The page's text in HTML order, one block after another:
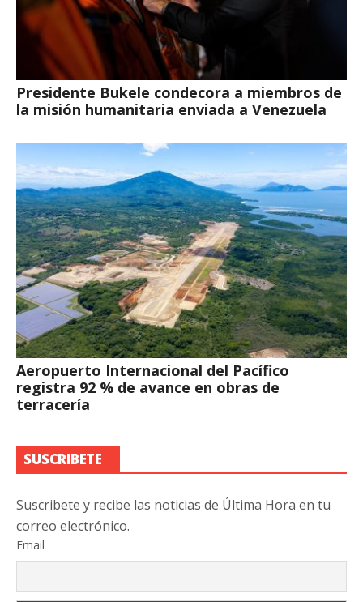
Presidente Bukele condecora a miembros de
la misión humanitaria enviada a Venezuela
Aeropuerto Internacional del Pacífico
registra 92 % de avance en obras de
terracería
SUSCRIBETE
Suscribete y recibe las noticias de Última Hora en tu
correo electrónico.
Email